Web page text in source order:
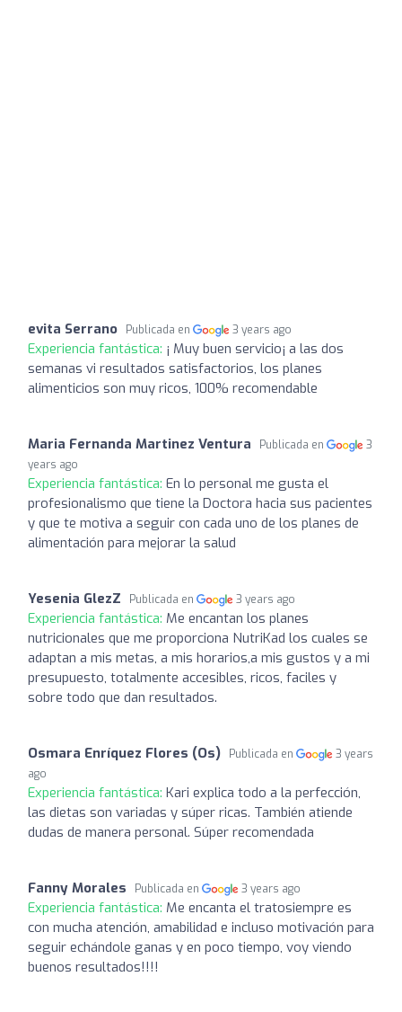
evita Serrano Publicada en 3 years ago
Experiencia fantástica: ¡ Muy buen servicio¡ a las dos
semanas vi resultados satisfactorios, los planes
alimenticios son muy ricos, 100% recomendable
Maria Fernanda Martinez Ventura Publicada en
3
years ago
Experiencia fantástica: En lo personal me gusta el
profesionalismo que tiene la Doctora hacia sus pacientes
y que te motiva a seguir con cada uno de los planes de
alimentación para mejorar la salud
Yesenia GlezZ Publicada en 3 years ago
Experiencia fantástica: Me encantan los planes
nutricionales que me proporciona NutriKad los cuales se
adaptan a mis metas, a mis horarios,a mis gustos y a mi
presupuesto, totalmente accesibles, ricos, faciles y
sobre todo que dan resultados.
Osmara Enríquez Flores (Os) Publicada en
3 years
ago
Experiencia fantástica: Kari explica todo a la perfección,
las dietas son variadas y súper ricas. También atiende
dudas de manera personal. Súper recomendada
Fanny Morales Publicada en 3 years ago
Experiencia fantástica: Me encanta el tratosiempre es
con mucha atención, amabilidad e incluso motivación para
seguir echándole ganas y en poco tiempo, voy viendo
buenos resultados!!!!